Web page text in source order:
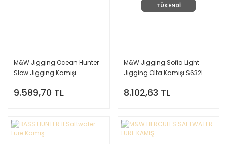
M&W Jigging Ocean Hunter
Slow Jigging Kamışı
9.589,70 TL
TÜKENDİ
M&W Jigging Sofia Light
Jigging Olta Kamışı S632L
8.102,63 TL